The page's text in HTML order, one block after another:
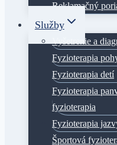
Reklamačný
Služby
Vyšetrenie a
Fyzioterapia
Fyzioterapia detí
Fyzioterapia
fyzioterapia
Fyzioterapia
Športová